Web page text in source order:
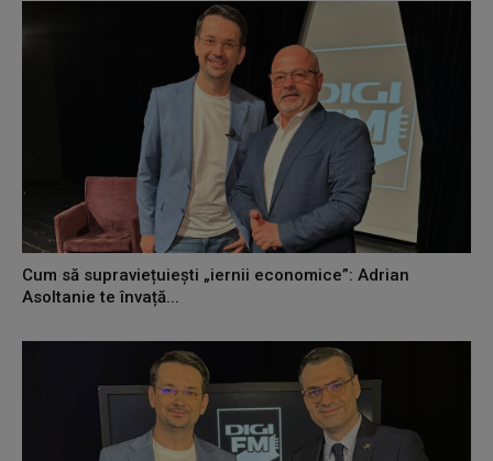
Cum să supraviețuiești „iernii economice”: Adrian
Asoltanie te învață...